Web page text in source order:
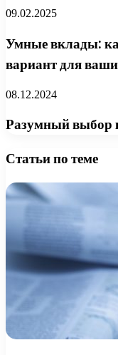
09.02.2025
Умные вклады:
вариант для
08.12.2024
Разумный выбор
Статьи по теме